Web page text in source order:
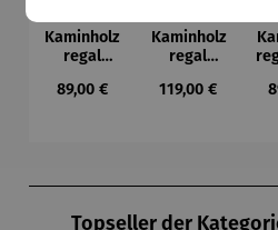
Kaminholz
regal
Regulärer Preis:
89,00 €
Kaminholz
regal
n
Regulärer Preis:
119,00 €
Topseller der